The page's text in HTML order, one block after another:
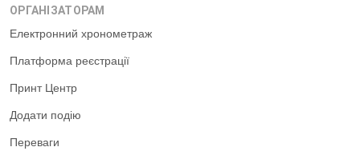
ОРГАНІЗАТОРАМ
Електронний хронометраж
Платформа реєстрації
Принт Центр
Додати подію
Переваги